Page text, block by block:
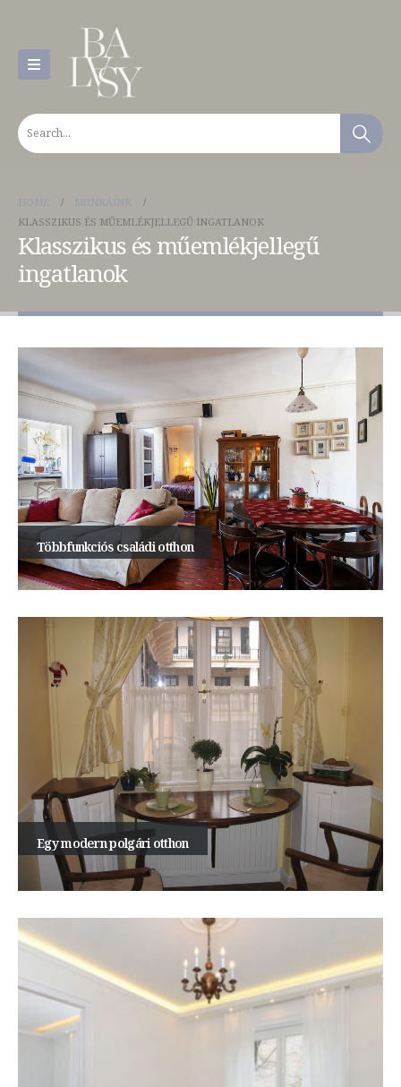
HOME
MUNKÁINK
KLASSZIKUS ÉS MŰEMLÉKJELLEGŰ INGATLANOK
Klasszikus és műemlékjellegű
ingatlanok
Többfunkciós családi otthon
Egy modern polgári otthon